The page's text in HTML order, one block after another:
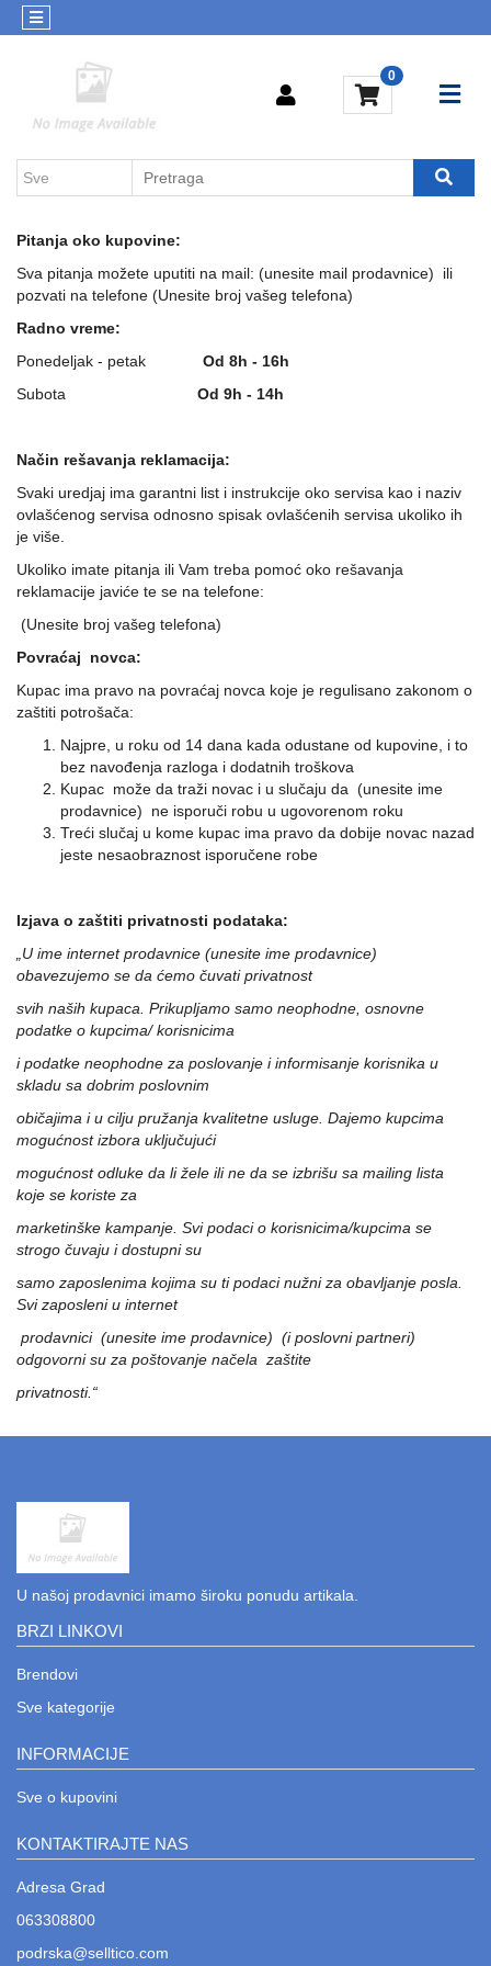
0
Kategorije
telefoni
Sve
kuću
Pokloni
Brendovi
Pitanja oko kupovine:
Sva pitanja možete uputiti na mail: (unesite mail prodavnice) ili
pozvati na telefone (Unesite broj vašeg telefona)
Radno vreme:
Ponedeljak - petak Od 8h - 16h
Subota Od 9h - 14h
Način rešavanja reklamacija:
Svaki uredjaj ima garantni list i instrukcije oko servisa kao i naziv
ovlašćenog servisa odnosno spisak ovlašćenih servisa ukoliko ih
je više.
Ukoliko imate pitanja ili Vam treba pomoć oko rešavanja
reklamacije javiće te se na telefone:
(Unesite broj vašeg telefona)
Povraćaj novca:
Kupac ima pravo na povraćaj novca koje je regulisano zakonom o
zaštiti potrošača:
Najpre, u roku od 14 dana kada odustane od kupovine, i to
bez navođenja razloga i dodatnih troškova
Kupac može da traži novac i u slučaju da (unesite ime
prodavnice) ne isporuči robu u ugovorenom roku
Treći slučaj u kome kupac ima pravo da dobije novac nazad
jeste nesaobraznost isporučene robe
Izjava o zaštiti privatnosti podataka:
„U ime internet prodavnice (unesite ime prodavnice)
obavezujemo se da ćemo čuvati privatnost
svih naših kupaca. Prikupljamo samo neophodne, osnovne
podatke o kupcima/ korisnicima
i podatke neophodne za poslovanje i informisanje korisnika u
skladu sa dobrim poslovnim
običajima i u cilju pružanja kvalitetne usluge. Dajemo kupcima
mogućnost izbora uključujući
mogućnost odluke da li žele ili ne da se izbrišu sa mailing lista
koje se koriste za
marketinške kampanje. Svi podaci o korisnicima/kupcima se
strogo čuvaju i dostupni su
samo zaposlenima kojima su ti podaci nužni za obavljanje posla.
Svi zaposleni u internet
prodavnici (unesite ime prodavnice) (i poslovni partneri)
odgovorni su za poštovanje načela zaštite
privatnosti.“
U našoj prodavnici imamo široku ponudu artikala.
BRZI LINKOVI
Brendovi
Sve kategorije
INFORMACIJE
Sve o kupovini
KONTAKTIRAJTE NAS
Adresa Grad
063308800
podrska@selltico.com